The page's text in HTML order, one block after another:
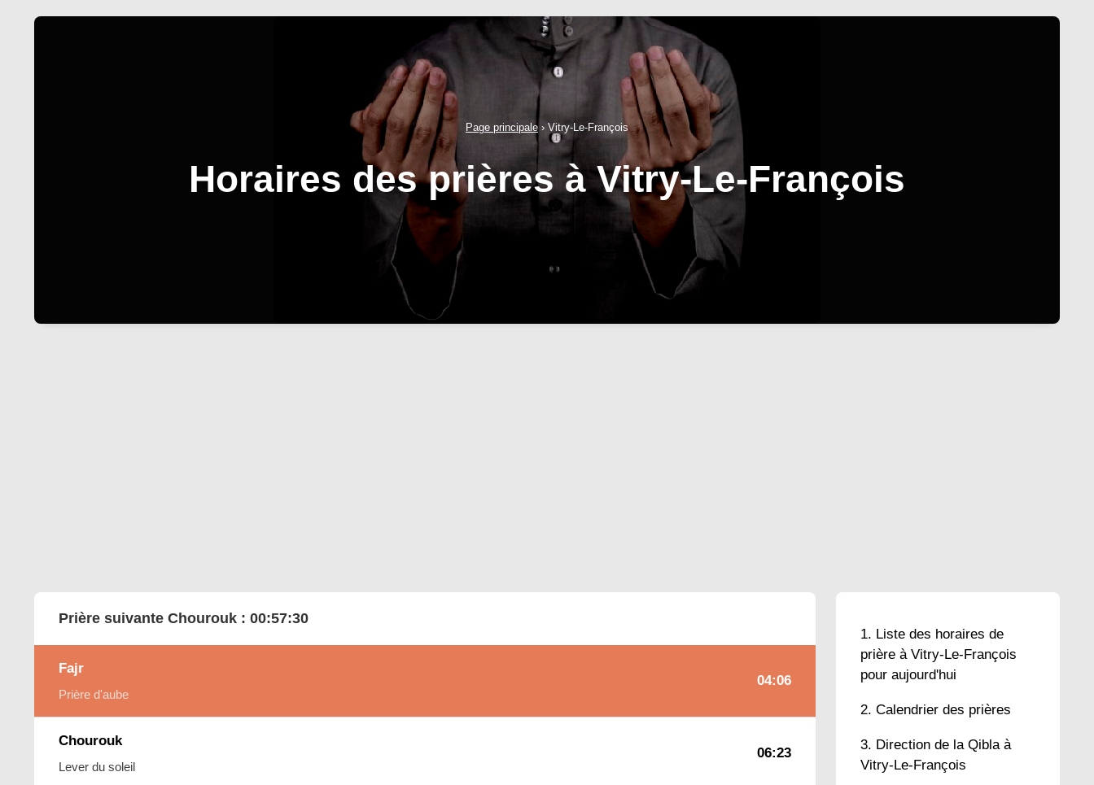
Page principale › Vitry-Le-François
Horaires des prières à Vitry-Le-François
Liste des horaires de
prière à Vitry-Le-François
pour aujourd'hui
Calendrier des prières
Direction de la Qibla à
Vitry-Le-François
Prière suivante Chourouk : 00:57:29
Fajr
Prière d'aube
04:06
Chourouk
Lever du soleil
06:23